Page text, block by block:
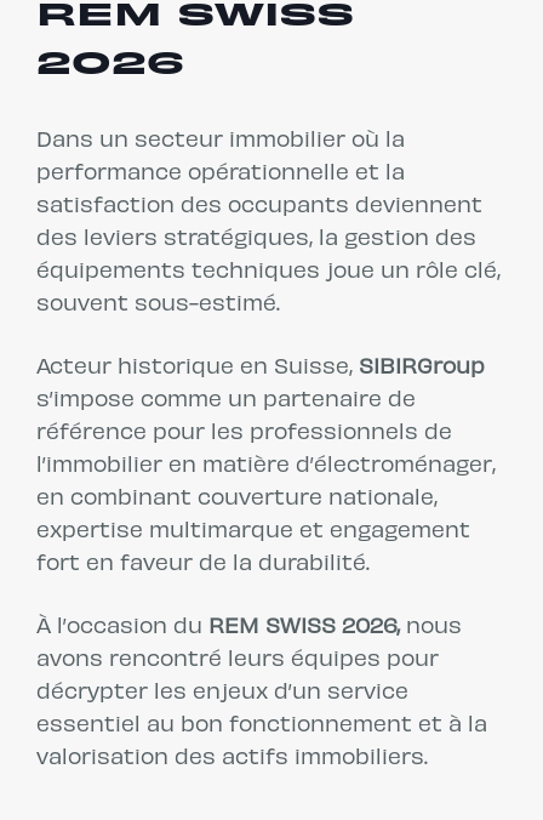
REM SWISS
2026
Dans un secteur immobilier où la
performance opérationnelle et la
satisfaction des occupants deviennent
des leviers stratégiques, la gestion des
équipements techniques joue un rôle clé,
souvent sous-estimé.
Acteur historique en Suisse, SIBIRGroup
s’impose comme un partenaire de
référence pour les professionnels de
l’immobilier en matière d’électroménager,
en combinant couverture nationale,
expertise multimarque et engagement
fort en faveur de la durabilité.
À l’occasion du REM SWISS 2026,nous
avons rencontré leurs équipes pour
décrypter les enjeux d’un service
essentiel au bon fonctionnement et à la
valorisation des actifs immobiliers.